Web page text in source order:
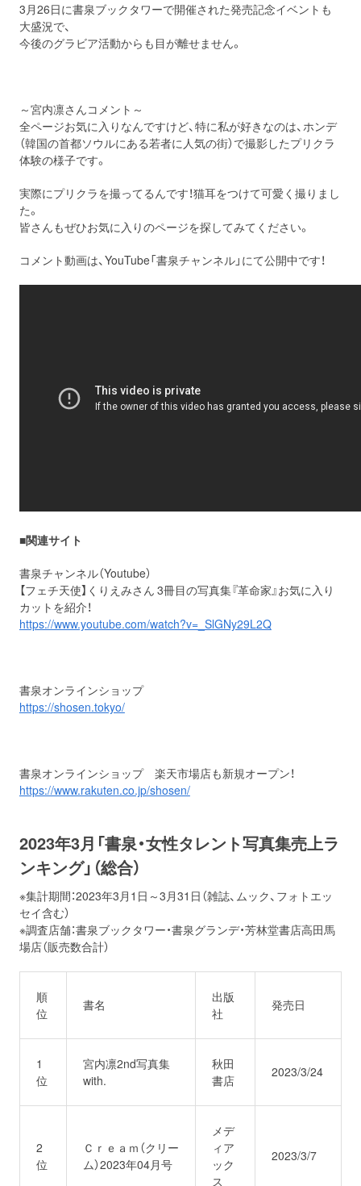
3月26日に書泉ブックタワーで開催された発売記念イベントも
大盛況で、
今後のグラビア活動からも目が離せません。
～宮内凛さんコメント～
全ページお気に入りなんですけど、特に私が好きなのは、ホンデ
（韓国の首都ソウルにある若者に人気の街）で撮影したプリクラ
体験の様子です。
実際にプリクラを撮ってるんです！猫耳をつけて可愛く撮りまし
た。
皆さんもぜひお気に入りのページを探してみてください。
コメント動画は、YouTube「書泉チャンネル」にて公開中です！
■関連サイト
書泉チャンネル（Youtube）
【フェチ天使】くりえみさん 3冊目の写真集『革命家』お気に入り
カットを紹介！
https://www.youtube.com/watch?v=_SlGNy29L2Q
書泉オンラインショップ
https://shosen.tokyo/
書泉オンラインショップ 楽天市場店も新規オープン！
https://www.rakuten.co.jp/shosen/
2023年3月「書泉・女性タレント写真集売上ラ
ンキング」（総合）
※集計期間：2023年3月1日～3月31日（雑誌、ムック、フォトエッ
セイ含む）
※調査店舗：書泉ブックタワー・書泉グランデ・芳林堂書店高田馬
場店（販売数合計）
順
位
書名
出版
社
発売日
1
位
宮内凛2nd写真集
with.
秋田
書店
2023/3/24
2
位
Ｃｒｅａｍ（クリー
ム）2023年04月号
メデ
ィア
ック
ス
2023/3/7